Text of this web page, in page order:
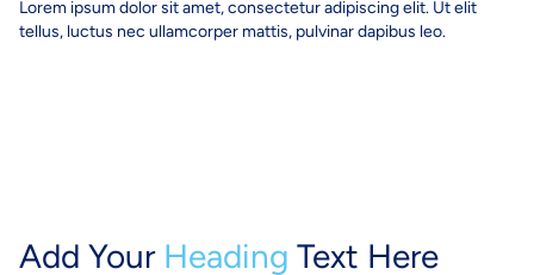
Lorem ipsum dolor sit amet, consectetur adipiscing elit. Ut elit
tellus, luctus nec ullamcorper mattis, pulvinar dapibus leo.
Add Your Heading Text Here​